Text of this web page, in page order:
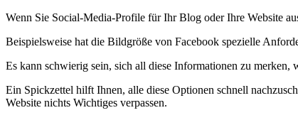
Wenn Sie Social-Media-Profile für Ihr Blog oder Ihre Website
Beispielsweise hat die Bildgröße von Facebook spezielle
Es kann schwierig sein, sich all diese Informationen zu
Ein Spickzettel hilft Ihnen, alle diese Optionen schnell
Website nichts Wichtiges verpassen.